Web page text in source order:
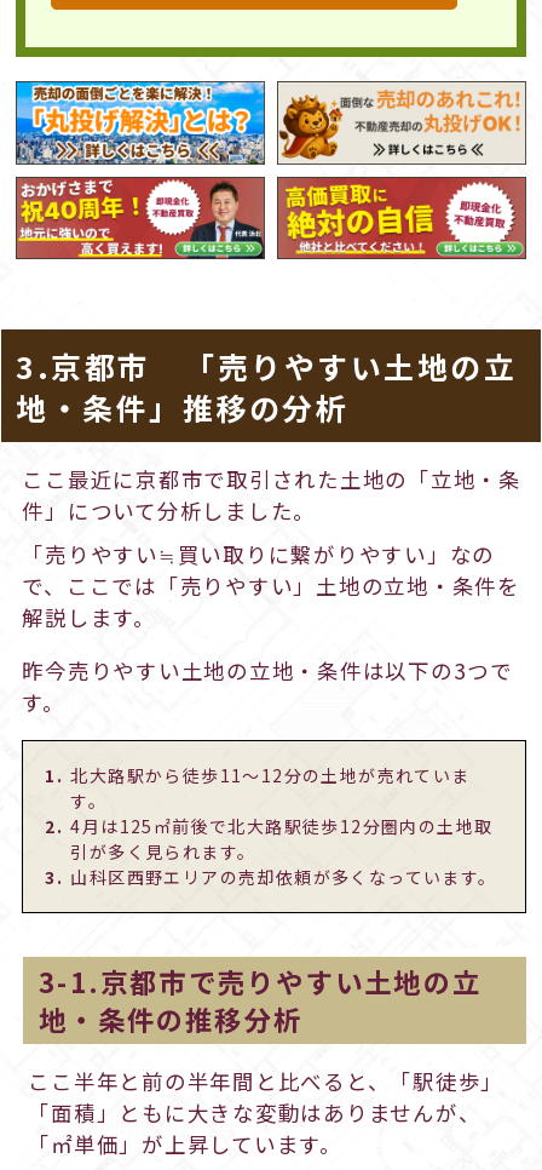
3.京都市 「売りやすい土地の立
地・条件」推移の分析
ここ最近に京都市で取引された土地の「立地・条
件」について分析しました。
「売りやすい≒買い取りに繋がりやすい」なの
で、ここでは「売りやすい」土地の立地・条件を
解説します。
昨今売りやすい土地の立地・条件は以下の3つで
す。
北大路駅から徒歩11～12分の土地が売れていま
す。
4月は125㎡前後で北大路駅徒歩12分圏内の土地取
引が多く見られます。
山科区西野エリアの売却依頼が多くなっています。
3-1.京都市で売りやすい土地の立
地・条件の推移分析
ここ半年と前の半年間と比べると、「駅徒歩」
「面積」ともに大きな変動はありませんが、
「㎡単価」が上昇しています。